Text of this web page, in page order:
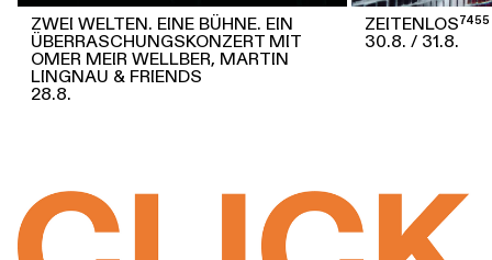
ZWEI WELTEN. EINE BÜHNE. EIN
ÜBERRASCHUNGSKONZERT MIT
OMER MEIR WELLBER, MARTIN
LINGNAU & FRIENDS
28.8.
ZEITENLOS⁷⁴⁵⁵
30.8.
31.8.